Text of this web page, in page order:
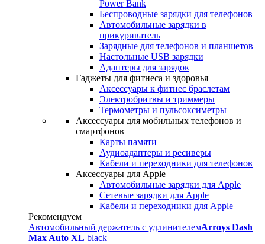
Power Bank
Беспроводные зарядки для телефонов
Автомобильные зарядки в
прикуриватель
Зарядные для телефонов и планшетов
Настольные USB зарядки
Адаптеры для зарядок
Гаджеты для фитнеса и здоровья
Аксессуары к фитнес браслетам
Электробритвы и триммеры
Термометры и пульсоксиметры
Аксессуары для мобильных телефонов и
смартфонов
Карты памяти
Аудиоадаптеры и ресиверы
Кабели и переходники для телефонов
Аксессуары для Apple
Автомобильные зарядки для Apple
Сетевые зарядки для Apple
Кабели и переходники для Apple
Рекомендуем
Автомобильный держатель с удлинителемArroys Dash
Max Auto XL black